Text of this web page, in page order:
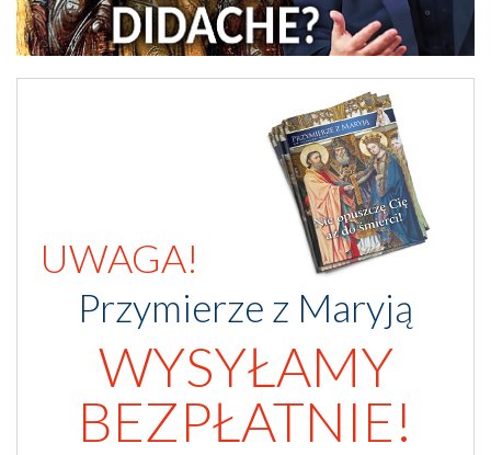
UWAGA!
Przymierze z Maryją
WYSYŁAMY
BEZPŁATNIE!